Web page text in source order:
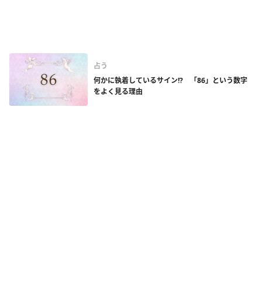
占う
何かに執着しているサイン!? 「86」という数字
をよく見る理由